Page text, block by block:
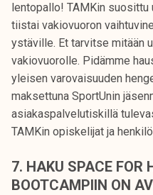
lentopallo! TAMKin suosittu
tiistai vakiovuoron
ystäville. Et tarvitse mitään
vakiovuorolle. Pidämme
yleisen varovaisuuden
maksettuna SportUnin
asiakaspalvelutiskillä
TAMKin opiskelijat ja
7. HAKU SPACE FOR
BOOTCAMPIIN ON